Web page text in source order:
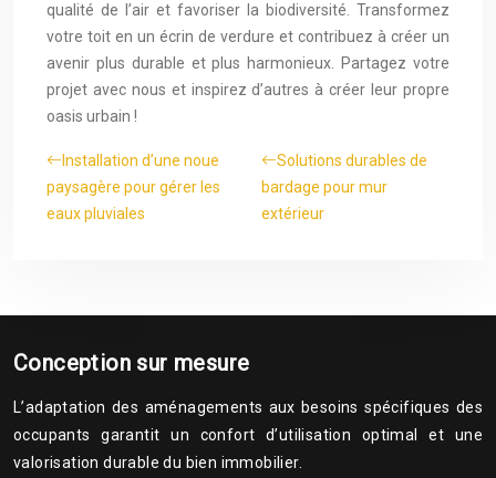
qualité de l’air et favoriser la biodiversité. Transformez
votre toit en un écrin de verdure et contribuez à créer un
avenir plus durable et plus harmonieux. Partagez votre
projet avec nous et inspirez d’autres à créer leur propre
oasis urbain !
Installation d’une noue
paysagère pour gérer les
eaux pluviales
Solutions durables de
bardage pour mur
extérieur
Conception sur mesure
L’adaptation des aménagements aux besoins spécifiques des
occupants garantit un confort d’utilisation optimal et une
valorisation durable du bien immobilier.